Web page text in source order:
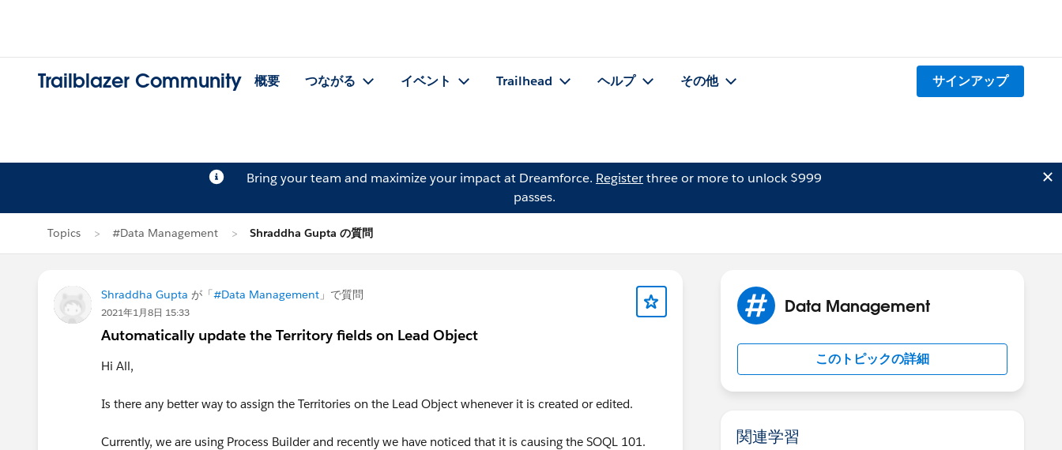
Trailblazer Community 概要 つながる イベント Trailhead ヘルプ その他 サインアップ
Bring your team and maximize your impact at Dreamforce. Registerthree or more to unlock $999
passes.
Topics #Data Management Shraddha Gupta の質問
Shraddha Gupta が「#Data Management 」で質問
2021年1月8日 15:33
Automatically update the Territory fields on Lead Object
Hi All,
Is there any better way to assign the Territories on the Lead Object whenever it is created or edited.
Currently, we are using Process Builder and recently we have noticed that it is causing the SOQL 101.
Data Management
このトピックの詳細
関連学習